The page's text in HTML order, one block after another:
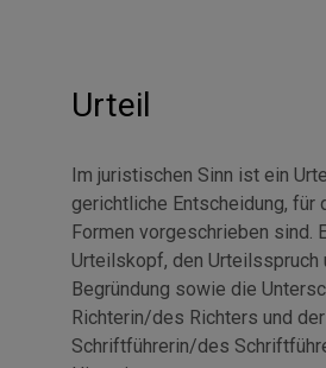
Urteil
Im juristischen Sinn ist ein
gerichtliche Entscheidung, für
Formen vorgeschrieben sind.
Urteilskopf, den Urteilsspruch
Begründung sowie die
Richterin/des Richters und der
Schriftführerin/des